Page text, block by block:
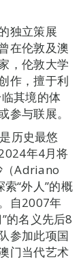
独立策展
在伦敦及澳
，伦敦大学
作，擅于利
其境的体
参与联展。
历史最悠
年4月将
（Adriano
“外人”的概
自2007年
的名义先后8
参加此项国
门当代艺术